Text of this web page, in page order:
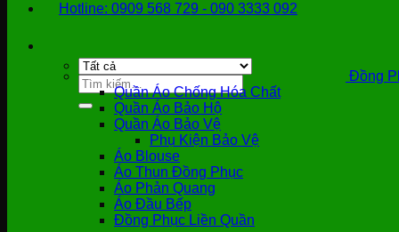
Hotline: 0909 568 729 - 090 3333 092
Tìm
kiếm:
Đồng
Quần Áo Chống Hóa Chất
Quần Áo Bảo Hộ
Quần Áo Bảo Vệ
Phụ Kiện Bảo Vệ
Áo Blouse
Áo Thun Đồng Phục
Áo Phản Quang
Áo Đầu Bếp
Đồng Phục Liền Quần